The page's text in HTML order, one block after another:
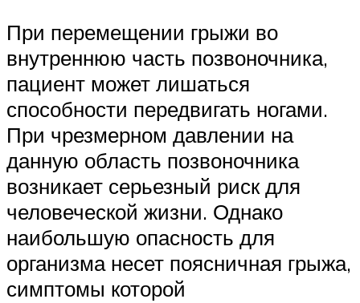
При перемещении грыжи во
внутреннюю часть позвоночника,
пациент может лишаться
способности передвигать ногами.
При чрезмерном давлении на
данную область позвоночника
возникает серьезный риск для
человеческой жизни. Однако
наибольшую опасность для
организма несет поясничная грыжа,
симптомы которой